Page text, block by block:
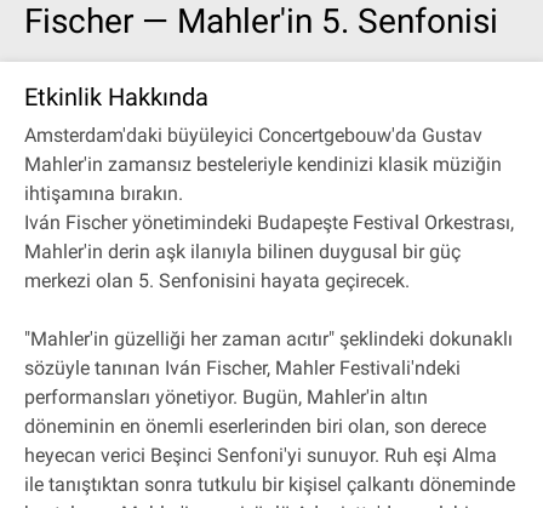
Fischer — Mahler'in 5. Senfonisi
Etkinlik Hakkında
Amsterdam'daki büyüleyici Concertgebouw'da Gustav
Mahler'in zamansız besteleriyle kendinizi klasik müziğin
ihtişamına bırakın.
Iván Fischer yönetimindeki Budapeşte Festival Orkestrası,
Mahler'in derin aşk ilanıyla bilinen duygusal bir güç
merkezi olan 5. Senfonisini hayata geçirecek.
"Mahler'in güzelliği her zaman acıtır" şeklindeki dokunaklı
sözüyle tanınan Iván Fischer, Mahler Festivali'ndeki
performansları yönetiyor. Bugün, Mahler'in altın
döneminin en önemli eserlerinden biri olan, son derece
heyecan verici Beşinci Senfoni'yi sunuyor. Ruh eşi Alma
ile tanıştıktan sonra tutkulu bir kişisel çalkantı döneminde